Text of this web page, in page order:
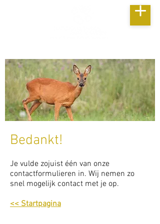
Bedankt!
Je vulde zojuist één van onze
contactformulieren in. Wij nemen zo
snel mogelijk contact met je op.
<< Startpagina